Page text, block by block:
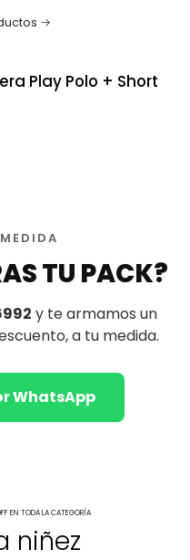
Play Polo + Short
TU PACK?
y te armamos un
a tu medida.
WhatsApp
EN TODA LA CATEGORÍA
niñez